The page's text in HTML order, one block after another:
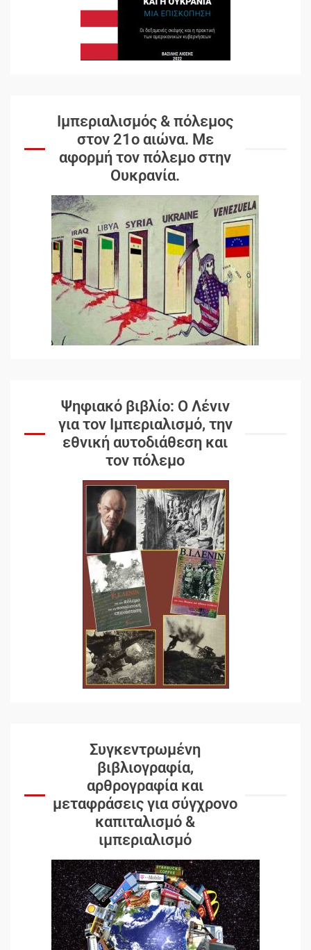
Ιμπεριαλισμός & πόλεμος
στον 21ο αιώνα. Mε
αφορμή τον πόλεμο στην
Ουκρανία.
Ψηφιακό βιβλίο: Ο Λένιν
για τον Ιμπεριαλισμό, την
εθνική αυτοδιάθεση και
τον πόλεμο
Συγκεντρωμένη
βιβλιογραφία,
αρθρογραφία και
μεταφράσεις για σύγχρονο
καπιταλισμό &
ιμπεριαλισμό